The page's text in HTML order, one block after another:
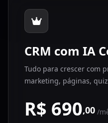
CRM com IA
Tudo para crescer com
marketing, páginas,
R$ 690,00 /